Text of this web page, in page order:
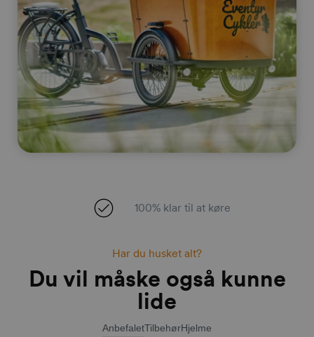
100% klar til at køre
Har du husket alt?
Du vil måske også kunne
lide
AnbefaletTilbehørHjelme